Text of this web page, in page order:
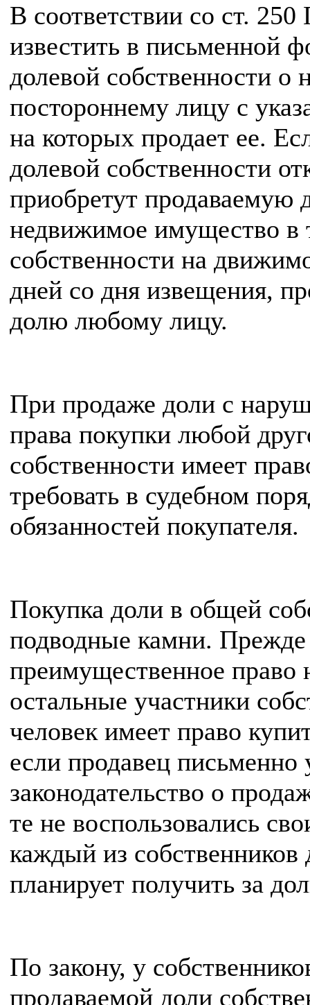
В соответствии со ст.
известить в письменной
долевой собственности
постороннему лицу с
на которых продает ее.
долевой собственности
приобретут продаваемую
недвижимое имущество в
собственности на
дней со дня извещения,
долю любому лицу.
При продаже доли с
права покупки любой
собственности имеет
требовать в судебном
обязанностей покупателя.
Покупка доли в общей
подводные камни. Прежде
преимущественное право
остальные участники
человек имеет право
если продавец письменно
законодательство о
те не воспользовались
каждый из
планирует получить за
По закону, у
продаваемой доли